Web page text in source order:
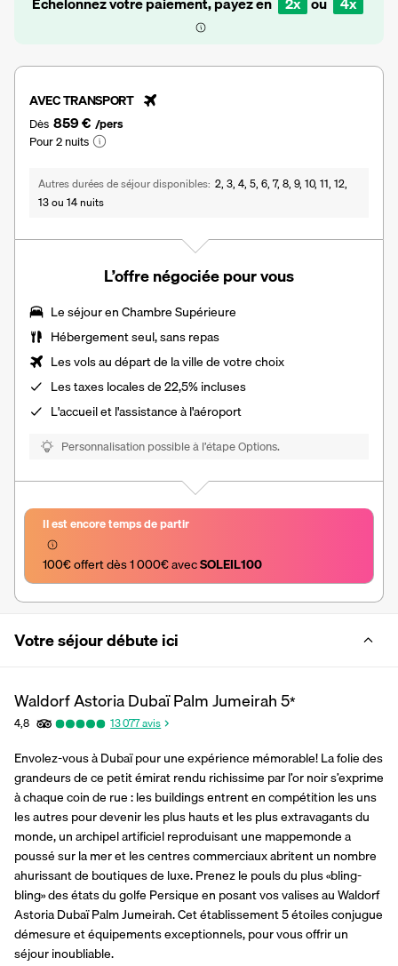
AVEC TRANSPORT
Dès 859 € /pers
Pour 2 nuits
Autres durées de séjour disponibles 2, 3, 4, 5, 6, 7, 8, 9, 10, 11, 12,
13 ou 14 nuits
L’offre négociée pour vous
Le séjour en Chambre Supérieure
Hébergement seul, sans repas
Les vols au départ de la ville de votre choix
Lestaxes locales de 22,5%incluses
L'accueil et l'assistance à l'aéroport
Personnalisation possible à l’étape Options.
Il est encore temps de partir
100€ offert dès 1 000€ avec SOLEIL100
Votre séjour débute ici
Waldorf Astoria Dubaï Palm Jumeirah5*
4,8 13 077avis
Envolez-vous à Dubaï pour une expérience mémorable! La folie des
grandeurs de ce petit émirat rendu richissime par l’or noir s’exprime
à chaque coin de rue : les buildings entrent en compétition les uns
les autres pour devenir les plus hauts et les plus extravagants du
monde, un archipel artificiel reproduisant une mappemonde a
poussé sur la mer et les centres commerciaux abritent un nombre
ahurissant de boutiques de luxe. Prenez le pouls du plus «bling-
bling» des états du golfe Persique en posant vos valises au Waldorf
Astoria Dubaï Palm Jumeirah. Cet établissement 5 étoiles conjugue
démesure et équipements exceptionnels, pour vous offrir un
séjour inoubliable.